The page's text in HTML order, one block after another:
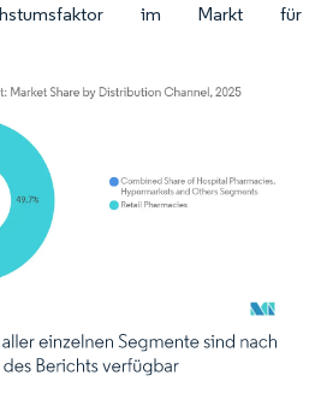
im Markt für
erfordert Namensnennung